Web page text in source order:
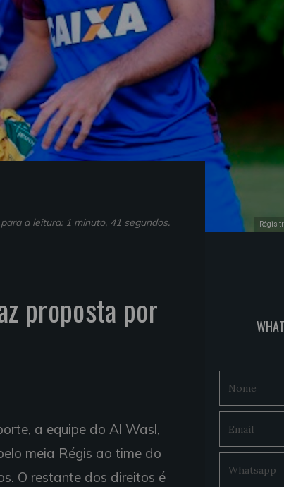
Régis
a leitura: 1 minuto, 41 segundos.
proposta por
a equipe do Al Wasl,
meia Régis ao time do
O restante dos direitos é